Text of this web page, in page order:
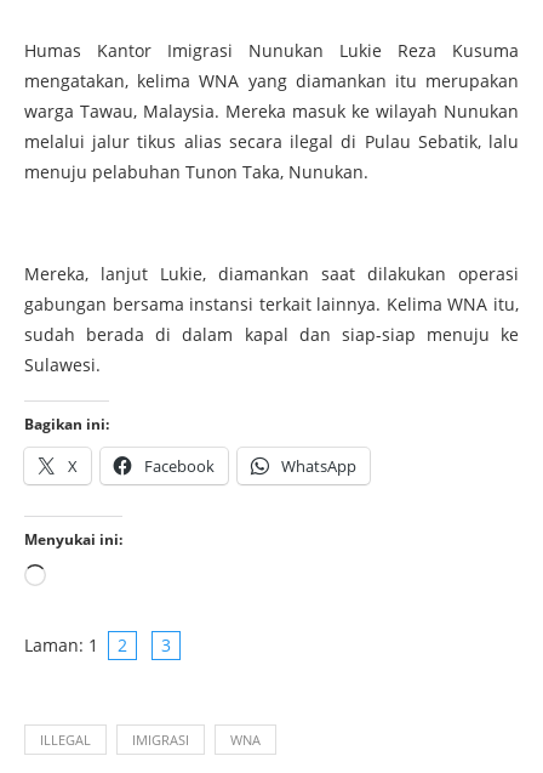
Humas Kantor Imigrasi Nunukan Lukie Reza Kusuma
mengatakan, kelima WNA yang diamankan itu merupakan
warga Tawau, Malaysia. Mereka masuk ke wilayah Nunukan
melalui jalur tikus alias secara ilegal di Pulau Sebatik, lalu
menuju pelabuhan Tunon Taka, Nunukan.
Mereka, lanjut Lukie, diamankan saat dilakukan operasi
gabungan bersama instansi terkait lainnya. Kelima WNA itu,
sudah berada di dalam kapal dan siap-siap menuju ke
Sulawesi.
Bagikan ini:
X Facebook WhatsApp
Menyukai ini:
Laman: 1 2 3
ILLEGAL IMIGRASI WNA